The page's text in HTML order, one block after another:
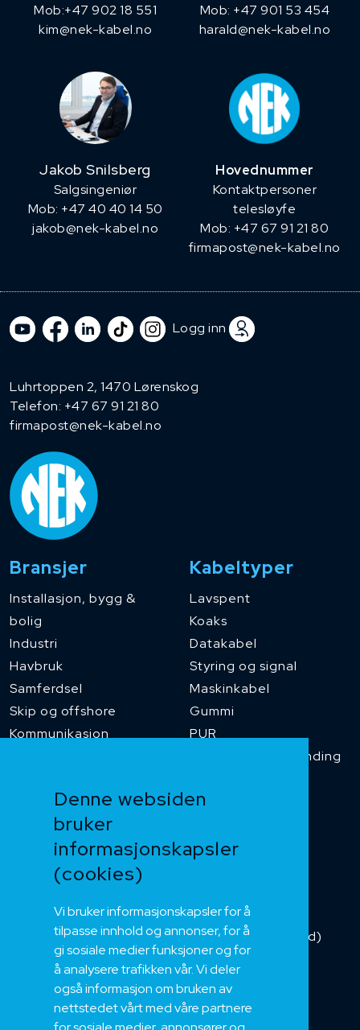
Denne websiden
bruker
informasjonskapsler
(cookies)
Vi bruker informasjonskapsler for å
tilpasse innhold og annonser, for å
gi sosiale medier funksjoner og for
å analysere trafikken vår. Vi deler
også informasjon om bruken av
nettstedet vårt med våre partnere
​Mob:+47 902 18 551
kim@nek-kabel.no
Mob: +47 901 53 454
harald@nek-kabel.no
Jakob Snilsberg
​Salgsingeniør
Mob: +47 40 40 14 50
jakob@nek-kabel.no
Hovednummer
Kontaktpersoner
telesløyfe
Mob: +47 67 91 21 80
firmapost@nek-kabel.no
Logg inn
Luhrtoppen 2, 1470 Lørenskog
Telefon: +47 67 91 21 80
firmapost@nek-kabel.no
Bransjer
Installasjon, bygg &
bolig
Industri
Havbruk
Samferdsel
Skip og offshore
Kommunikasjon
Kabeltyper
Lavspent
Koaks
Datakabel
Styring og signal
Maskinkabel
Gummi
PUR
Temperaturbestanding
Heis og kran
Kategorikabel
Installasjonskabel
Kombikabel (Hybrid)
DNV sertifisert
Tilbehør